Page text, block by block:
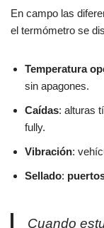
En campo las
el termómetro se
Temperatura
sin apagones.
Caídas: alturas
fully.
Vibración:
Sellado:
Cuando